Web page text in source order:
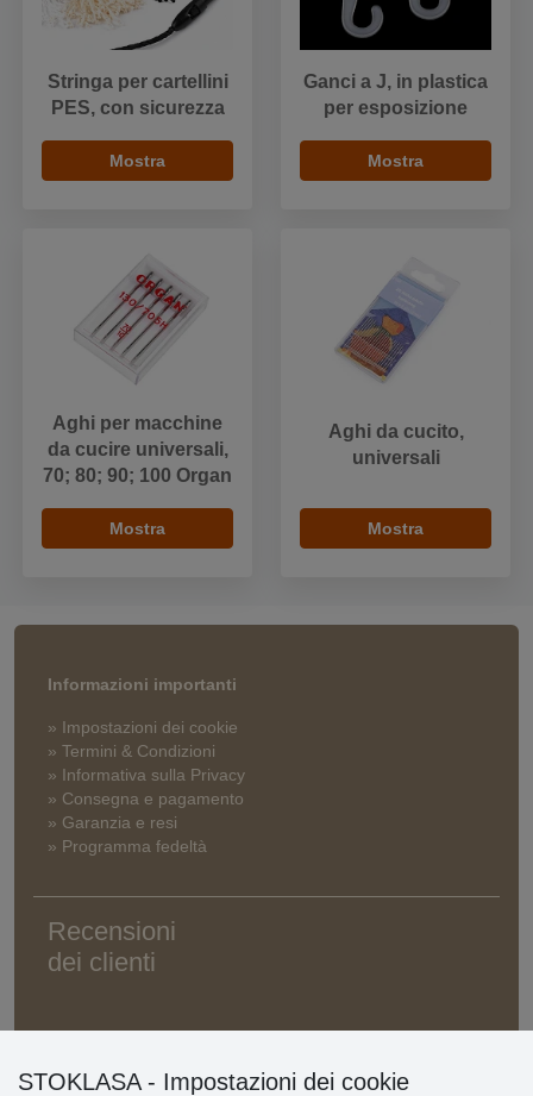
Stringa per cartellini
PES, con sicurezza
Mostra
Ganci a J, in plastica
per esposizione
Mostra
Aghi per macchine
da cucire universali,
70; 80; 90; 100 Organ
Mostra
Aghi da cucito,
universali
Mostra
Informazioni importanti
» Impostazioni dei cookie
» Termini & Condizioni
» Informativa sulla Privacy
» Consegna e pagamento
» Garanzia e resi
» Programma fedeltà
Recensioni
dei clienti
STOKLASA - Impostazioni dei cookie